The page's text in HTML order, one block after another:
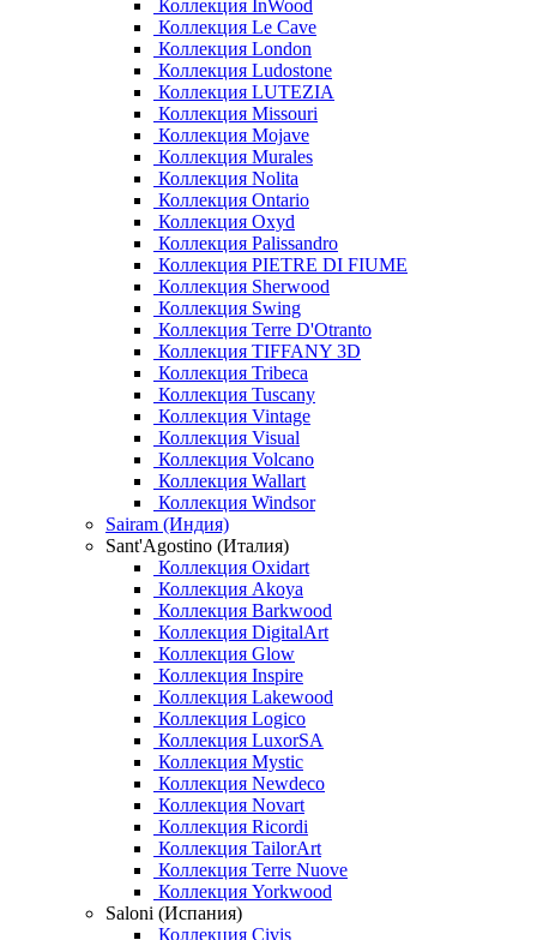
Коллекция InWood
Коллекция Le Cave
Коллекция London
Коллекция Ludostone
Коллекция LUTEZIA
Коллекция Missouri
Коллекция Mojave
Коллекция Murales
Коллекция Nolita
Коллекция Ontario
Коллекция Oxyd
Коллекция Palissandro
Коллекция PIETRE DI FIUME
Коллекция Sherwood
Коллекция Swing
Коллекция Terre D'Otranto
Коллекция TIFFANY 3D
Коллекция Tribeca
Коллекция Tuscany
Коллекция Vintage
Коллекция Visual
Коллекция Volcano
Коллекция Wallart
Коллекция Windsor
Sairam (Индия)
Sant'Agostino (Италия)
Коллекция Oxidart
Коллекция Akoya
Коллекция Barkwood
Коллекция DigitalArt
Коллекция Glow
Коллекция Inspire
Коллекция Lakewood
Коллекция Logico
Коллекция LuxorSA
Коллекция Mystic
Коллекция Newdeco
Коллекция Novart
Коллекция Ricordi
Коллекция TailorArt
Коллекция Terre Nuove
Коллекция Yorkwood
Saloni (Испания)
Коллекция Civis